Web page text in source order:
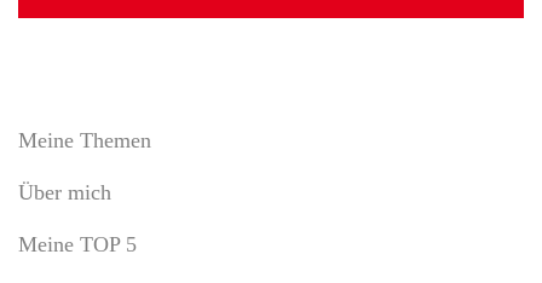
Meine Themen
Über mich
Meine TOP 5